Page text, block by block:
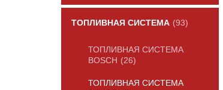
ТОПЛИВНАЯ СИСТЕМА (93)
ТОПЛИВНАЯ СИСТЕМА
BOSCH (26)
ТОПЛИВНАЯ СИСТЕМА